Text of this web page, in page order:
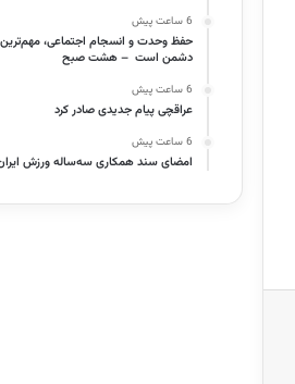
6 ساعت پیش
حفظ وحدت و انسجام اجتماعی،
دشمن است – هشت صبح
6 ساعت پیش
عراقچی پیام جدیدی صادر کرد
6 ساعت پیش
امضای سند همکاری سه‌ساله ورزش ایران